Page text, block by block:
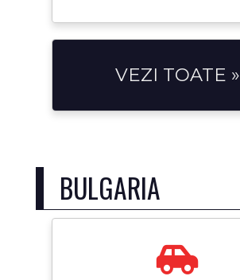
VEZI TOATE »
BULGARIA